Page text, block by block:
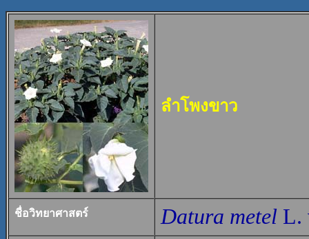
ลำโพงขาว
ชื่อวิทยาศาสตร์ Datura metel L.